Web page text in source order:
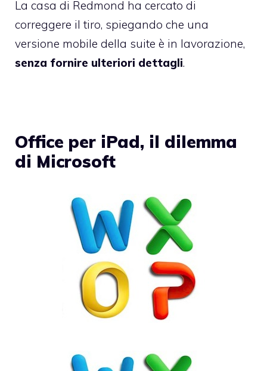
La casa di Redmond ha cercato di
correggere il tiro, spiegando che una
versione mobile della suite è in lavorazione,
senza fornire ulteriori dettagli.
Office per iPad, il dilemma
di Microsoft